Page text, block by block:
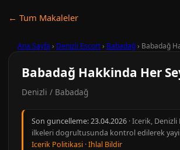
← Tum Makaleler
Ana Sayfa › Denizli Escort› Babadağ› Babadağ
Babadağ Hakkinda Her
Denizli / Babadağ
Son guncelleme:23.04.2026 · Icerik,
ilkeleri dogrultusunda kontrol edilerek
Icerik Politikasi ·Ihlal Bildir